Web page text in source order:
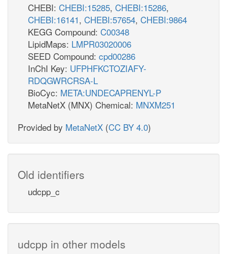
CHEBI: CHEBI:15285, CHEBI:15286,
CHEBI:16141, CHEBI:57654, CHEBI:9864
KEGG Compound: C00348
LipidMaps: LMPR03020006
SEED Compound: cpd00286
InChI Key: UFPHFKCTOZIAFY-
RDQGWRCRSA-L
BioCyc: META:UNDECAPRENYL-P
MetaNetX (MNX) Chemical: MNXM251
Provided by MetaNetX (CC BY 4.0)
Old identifiers
udcpp_c
udcpp in other models